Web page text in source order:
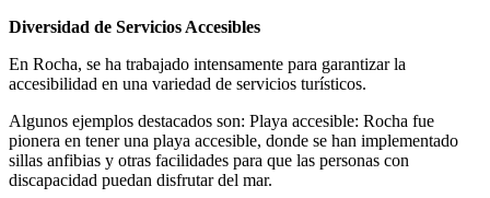
Diversidad de Servicios Accesibles
En Rocha, se ha trabajado intensamente para garantizar la
accesibilidad en una variedad de servicios turísticos.
Algunos ejemplos destacados son: Playa accesible: Rocha fue
pionera en tener una playa accesible, donde se han implementado
sillas anfibias y otras facilidades para que las personas con
discapacidad puedan disfrutar del mar.